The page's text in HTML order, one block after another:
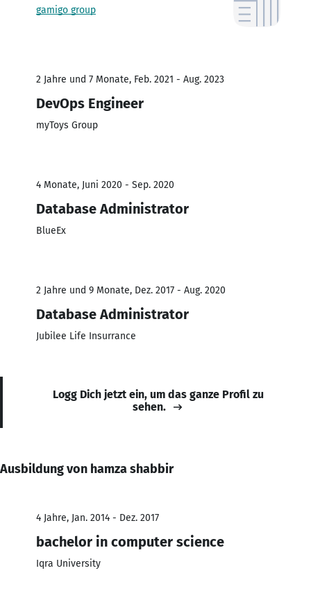
gamigo group
2 Jahre und 7 Monate, Feb. 2021 - Aug. 2023
DevOps Engineer
myToys Group
4 Monate, Juni 2020 - Sep. 2020
Database Administrator
BlueEx
2 Jahre und 9 Monate, Dez. 2017 - Aug. 2020
Database Administrator
Jubilee Life Insurrance
Logg Dich jetzt ein, um das ganze Profil zu
sehen.
Ausbildung von hamza shabbir
4 Jahre, Jan. 2014 - Dez. 2017
bachelor in computer science
Iqra University